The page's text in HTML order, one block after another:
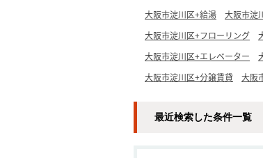
大阪市淀川区+給湯 大阪市淀
大阪市淀川区+フローリング
大阪市淀川区+エレベーター
大阪市淀川区+分譲賃貸
大阪
最近検索した条件一覧